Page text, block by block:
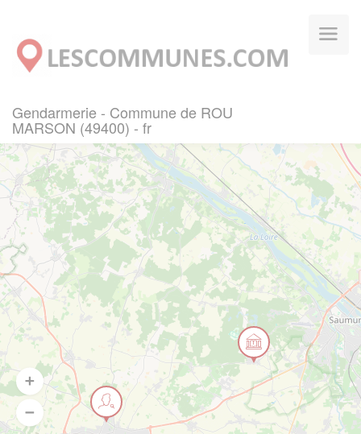
Gendarmerie - Commune de ROU
MARSON (49400) - fr